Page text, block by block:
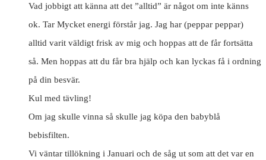
Vad jobbigt att känna att det ”alltid” är något om inte känns
ok. Tar Mycket energi förstår jag. Jag har (peppar peppar)
alltid varit väldigt frisk av mig och hoppas att de får fortsätta
så. Men hoppas att du får bra hjälp och kan lyckas få i ordning
på din besvär.
Kul med tävling!
Om jag skulle vinna så skulle jag köpa den babyblå
bebisfilten.
Vi väntar tillökning i Januari och de såg ut som att det var en